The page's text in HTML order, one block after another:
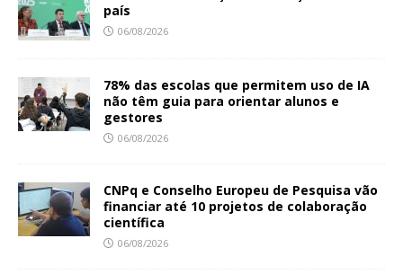
país
06/08/2026
78% das escolas que permitem uso de IA
não têm guia para orientar alunos e
gestores
06/08/2026
CNPq e Conselho Europeu de Pesquisa vão
financiar até 10 projetos de colaboração
científica
06/08/2026